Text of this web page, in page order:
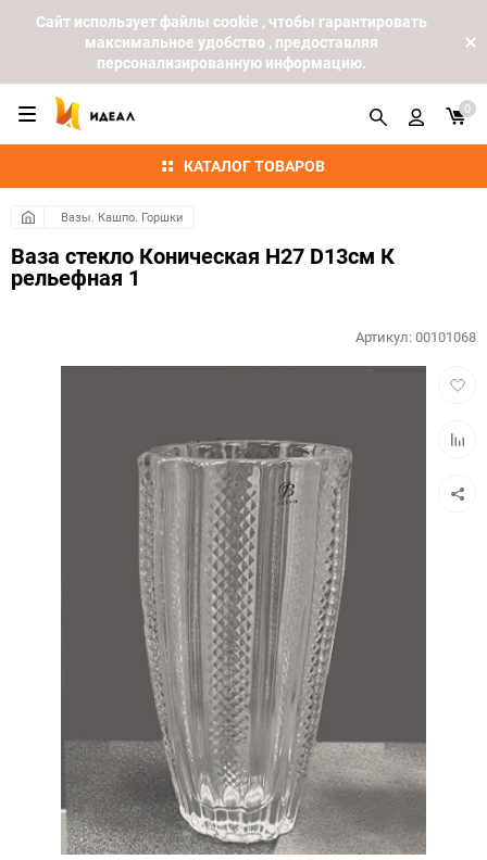
Cайт использует файлы cookie , чтобы гарантировать
максимальное удобство , предоставляя
персонализированную информацию.
КАТАЛОГ ТОВАРОВ
0
Вазы. Кашпо. Горшки
Ваза стекло Коническая H27 D13см К
рельефная 1
Артикул:00101068